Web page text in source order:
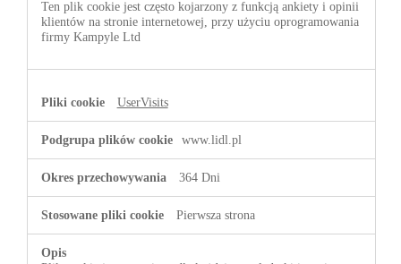
Ten plik cookie jest często kojarzony z funkcją ankiety i opinii
klientów na stronie internetowej, przy użyciu oprogramowania
firmy Kampyle Ltd
UserVisits
www.lidl.pl
364 Dni
Pierwsza strona